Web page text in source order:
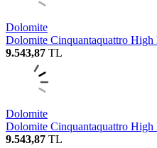
Dolomite
Dolomite Cinquantaquattro
9.543,87 TL
Dolomite
Dolomite Cinquantaquattro
9.543,87 TL